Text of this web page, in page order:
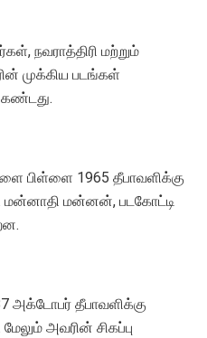
நவராத்திரி மற்றும்
முக்கிய படங்கள்
கண்டது.
பிள்ளை 1965 தீபாவளிக்கு
மன்னாதி மன்னன், படகோட்டி
அக்டோபர் தீபாவளிக்கு
அவரின் சிகப்பு